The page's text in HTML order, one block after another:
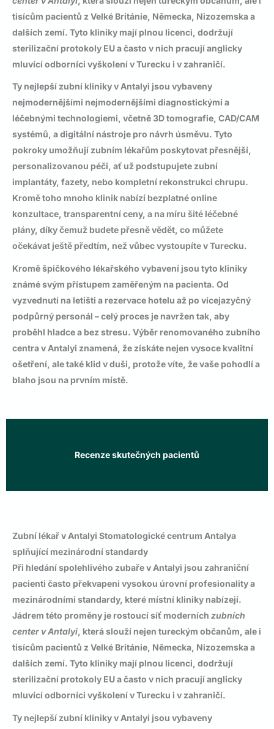
tisícům pacientů z Velké Británie, Německa, Nizozemska a
dalších zemí. Tyto kliniky mají plnou licenci, dodržují
sterilizační protokoly EU a často v nich pracují anglicky
mluvící odborníci vyškolení v Turecku i v zahraničí.
Ty nejlepšízubní kliniky v Antalyi jsou vybaveny
nejmodernějšími nejmodernějšími diagnostickými a
léčebnými technologiemi, včetně 3D tomografie, CAD/CAM
systémů, a digitální nástroje pro návrh úsměvu. Tyto
pokroky umožňují zubním lékařům poskytovat přesnější,
personalizovanou péči, ať už podstupujetezubní
implantáty, fazety, nebo kompletní rekonstrukci chrupu.
Kromě toho mnoho klinik nabízí bezplatné online
konzultace, transparentní ceny, a na míru šité léčebné
plány, díky čemuž budete přesně vědět, co můžete
očekávat ještě předtím, než vůbec vystoupíte v Turecku.
Kromě špičkového lékařského vybavení jsou tyto kliniky
známé svým přístupem zaměřeným na pacienta. Od
vyzvednutí na letišti a rezervace hotelu až po vícejazyčný
podpůrný personál – celý proces je navržen tak, aby
proběhl hladce a bez stresu. Výběr renomovaného zubního
centra v Antalyi znamená, že získáte nejen vysoce kvalitní
ošetření, ale také klid v duši, protože víte, že vaše pohodlí a
blaho jsou na prvním místě.
Recenze skutečných pacientů
Zubní lékař v Antalyi Stomatologické centrum Antalya
splňující mezinárodní standardy
Při hledání spolehlivého zubaře v Antalyi jsou zahraniční
pacienti často překvapeni vysokou úrovní profesionality a
mezinárodními standardy, které místní kliniky nabízejí.
Jádrem této proměny je rostoucí síť moderních zubních
center v Antalyi, která slouží nejen tureckým občanům, ale i
tisícům pacientů z Velké Británie, Německa, Nizozemska a
dalších zemí. Tyto kliniky mají plnou licenci, dodržují
sterilizační protokoly EU a často v nich pracují anglicky
mluvící odborníci vyškolení v Turecku i v zahraničí.
Ty nejlepší zubní kliniky v Antalyi jsou vybaveny